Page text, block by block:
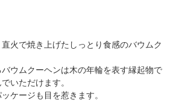
火で焼き上げたしっとり食感のバウムク
ウムクーヘンは木の年輪を表す縁起物で
いただけます。
ケージも目を惹きます。